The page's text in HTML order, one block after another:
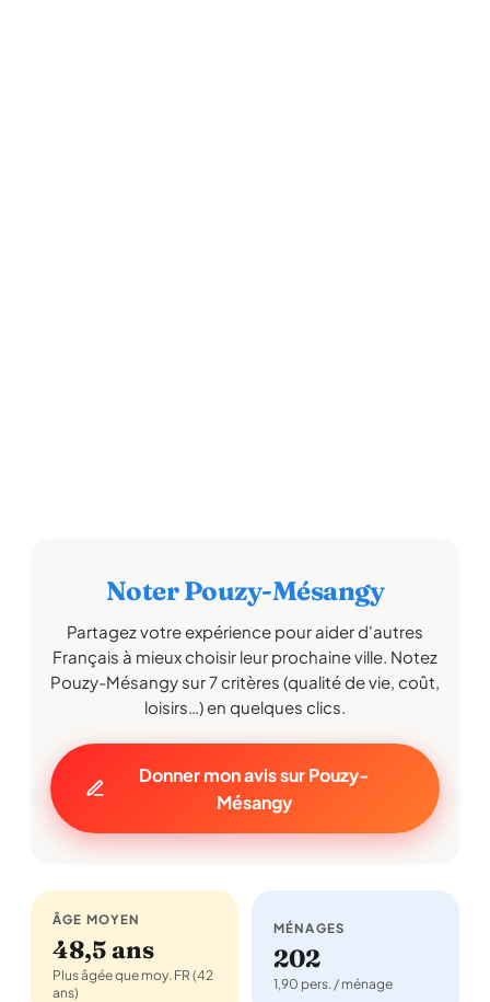
Noter Pouzy-Mésangy
Partagez votre expérience pour aider d'autres
Français à mieux choisir leur prochaine ville. Notez
Pouzy-Mésangy sur 7 critères (qualité de vie, coût,
loisirs…) en quelques clics.
Donner mon avis sur Pouzy-
Mésangy
ÂGE MOYEN
48,5 ans
Plus âgée que moy. FR (42
ans)
MÉNAGES
202
1,90 pers. / ménage